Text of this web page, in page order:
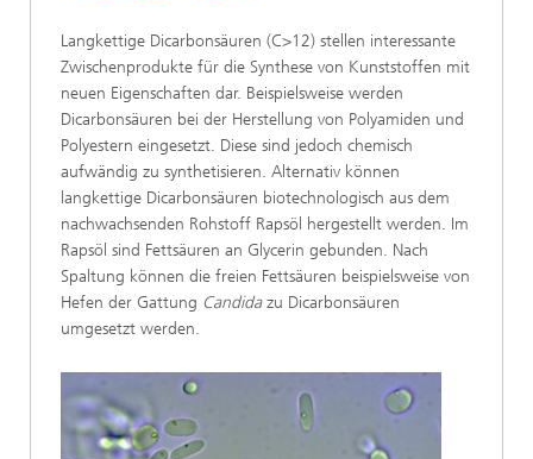
Langkettige Dicarbonsäuren (C>12) stellen interessante
Zwischenprodukte für die Synthese von Kunststoffen mit
neuen Eigenschaften dar. Beispielsweise werden
Dicarbonsäuren bei der Herstellung von Polyamiden und
Polyestern eingesetzt. Diese sind jedoch chemisch
aufwändig zu synthetisieren. Alternativ können
langkettige Dicarbonsäuren biotechnologisch aus dem
nachwachsenden Rohstoff Rapsöl hergestellt werden. Im
Rapsöl sind Fettsäuren an Glycerin gebunden. Nach
Spaltung können die freien Fettsäuren beispielsweise von
Hefen der Gattung Candidazu Dicarbonsäuren
umgesetzt werden.